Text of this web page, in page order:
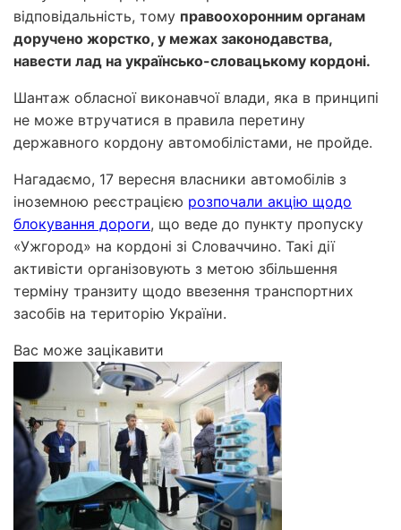
відповідальність, тому правоохоронним органам
доручено жорстко, у межах законодавства,
навести лад на українсько-словацькому кордоні.
Шантаж обласної виконавчої влади, яка в принципі
не може втручатися в правила перетину
державного кордону автомобілістами, не пройде.
Нагадаємо, 17 вересня власники автомобілів з
іноземною реєстрацією розпочали акцію щодо
блокування дороги, що веде до пункту пропуску
«Ужгород» на кордоні зі Словаччино. Такі дії
активісти організовують з метою збільшення
терміну транзиту щодо ввезення транспортних
засобів на територію України.
Вас може зацікавити